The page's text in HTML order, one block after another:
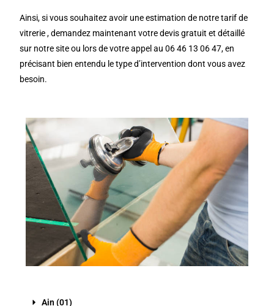
Ainsi, si vous souhaitez avoir une estimation de notre tarif de
vitrerie , demandez maintenant votre devis gratuit et détaillé
sur notre site ou lors de votre appel au 06 46 13 06 47, en
précisant bien entendu le type d’intervention dont vous avez
besoin.
Ain (01)